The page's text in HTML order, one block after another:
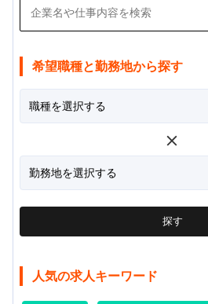
希望職種と勤務地から探す
探す
人気の求人キーワード